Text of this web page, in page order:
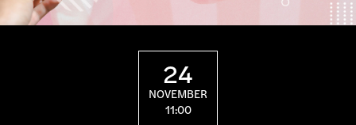
24
NOVEMBER
11:00